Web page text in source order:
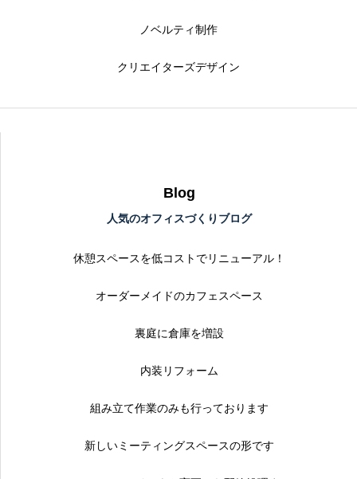
ノベルティ制作
クリエイターズデザイン
Blog
人気のオフィスづくりブログ
休憩スペースを低コストでリニューアル！
オーダーメイドのカフェスペース
裏庭に倉庫を増設
内装リフォーム
組み立て作業のみも行っております
新しいミーティングスペースの形です